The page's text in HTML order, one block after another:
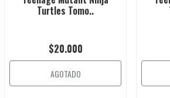
Turtles Tomo..
$20.000
AGOTADO